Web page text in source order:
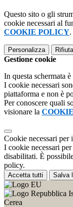
Questo sito o gli
cookie necessari al
COOKIE POLICY.
Personalizza
Gestione cookie
In questa schermata
I cookie necessari
piattaforma e non è
Per conoscere quali
visionare la
Cookie necessari per
I cookie necessari
disabilitati. È
policy.
Accetta tutti Salva
Cerea